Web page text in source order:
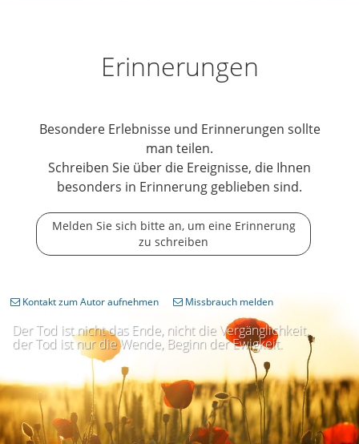
Erinnerungen
Besondere Erlebnisse und Erinnerungen sollte
man teilen.
Schreiben Sie über die Ereignisse, die Ihnen
besonders in Erinnerung geblieben sind.
Melden Sie sich bitte an, um eine Erinnerung
zu schreiben
Der Tod ist nicht das Ende, nicht die Vergänglichkeit,
der Tod ist nur die Wende, Beginn der Ewigkeit.
Kontakt zum Autor aufnehmen Missbrauch melden